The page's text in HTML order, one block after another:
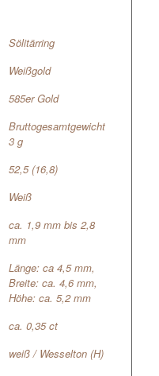
Sölitärring
Weißgold
585er Gold
Bruttogesamtgewicht
3 g
52,5 (16,8)
Weiß
ca. 1,9 mm bis 2,8
mm
Länge: ca 4,5 mm,
Breite: ca. 4,6 mm,
Höhe: ca. 5,2 mm
ca. 0,35 ct
weiß / Wesselton (H)